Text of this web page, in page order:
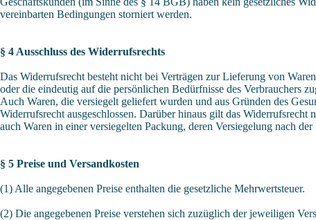
vereinbarten Bedingungen storniert werden.
§ 4 Ausschluss des Widerrufsrechts
Das Widerrufsrecht besteht nicht bei Verträgen zur Lieferung von
oder die eindeutig auf die persönlichen Bedürfnisse des Verbrauchers
Auch Waren, die versiegelt geliefert wurden und aus Gründen des
Widerrufsrecht ausgeschlossen. Darüber hinaus gilt das
auch Waren in einer versiegelten Packung, deren Versiegelung nach
§ 5 Preise und Versandkosten
(1) Alle angegebenen Preise enthalten die gesetzliche Mehrwertsteuer.
(2) Die angegebenen Preise verstehen sich zuzüglich der jeweiligen